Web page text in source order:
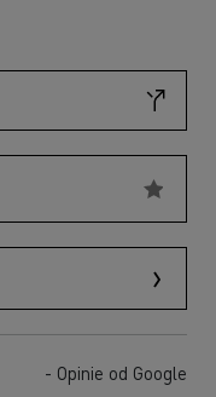
- Opinie od Google